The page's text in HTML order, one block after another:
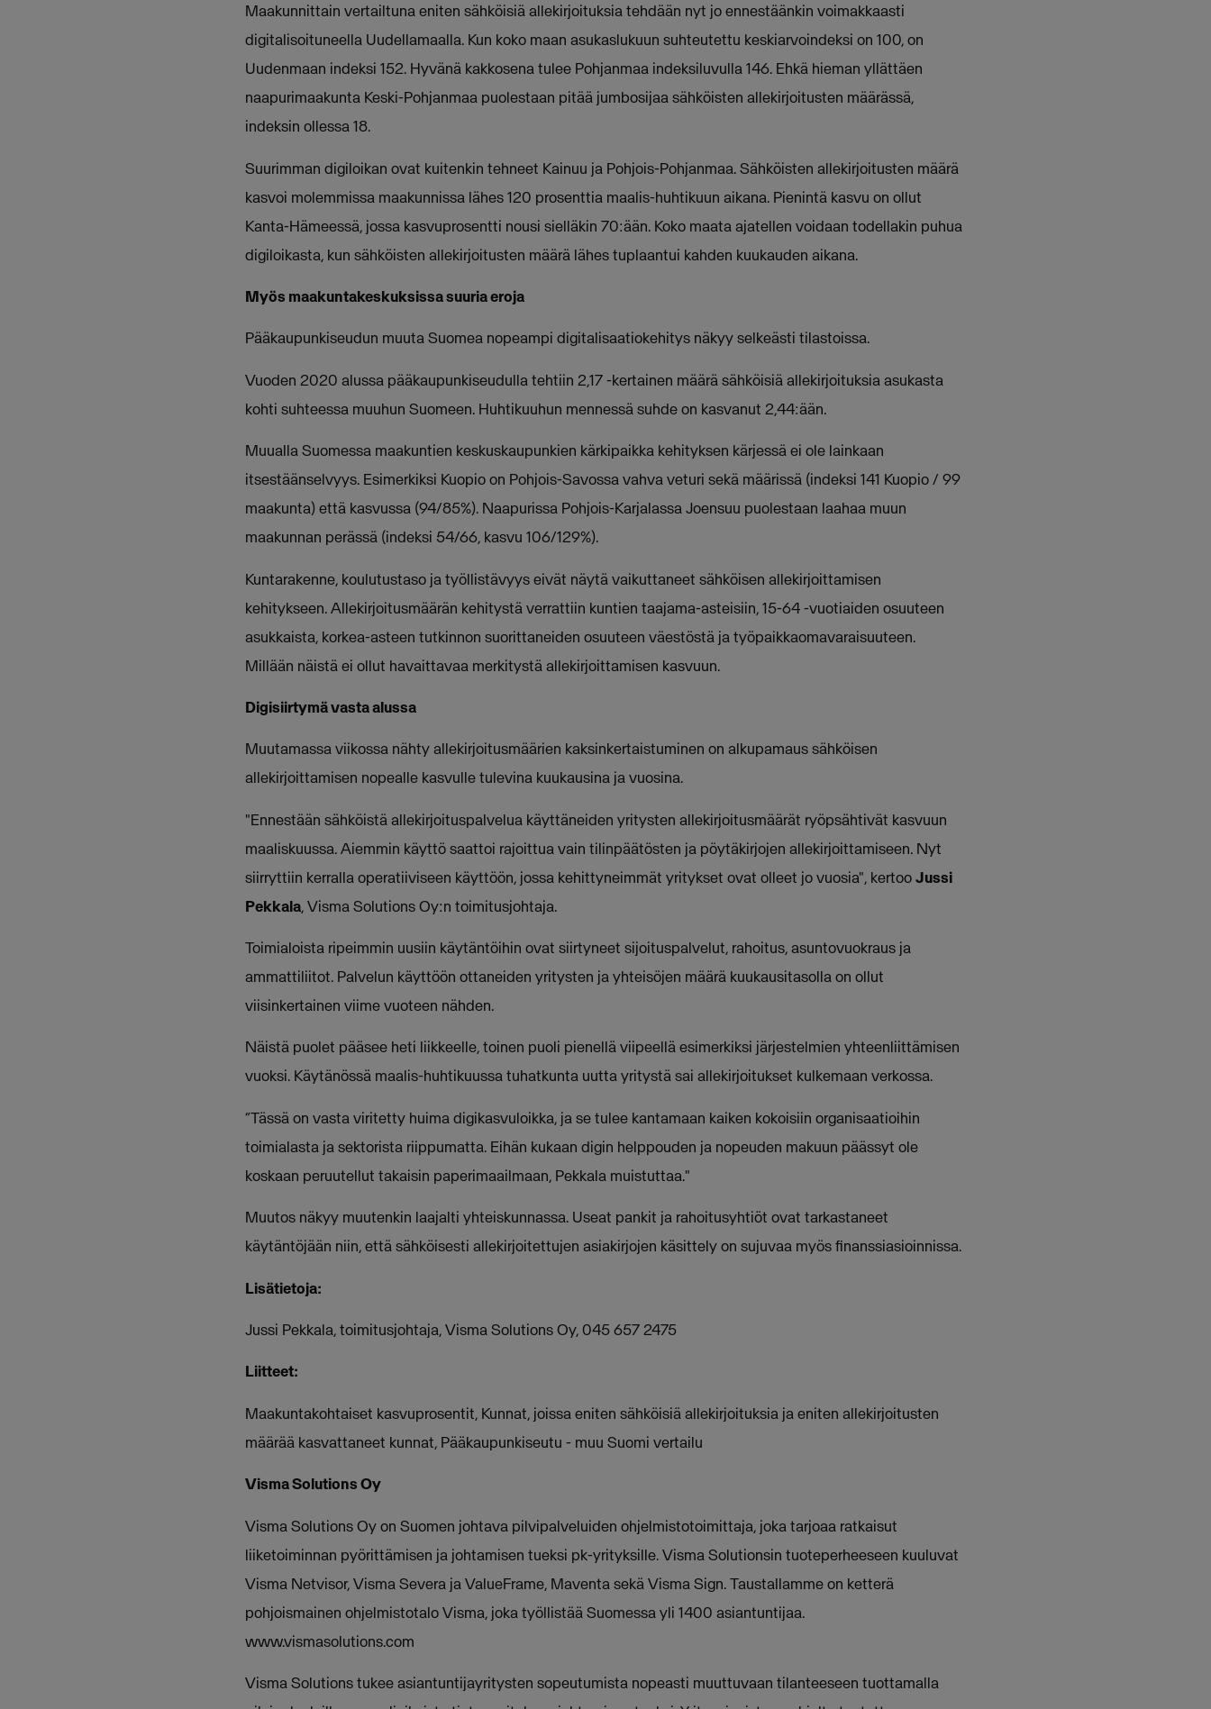
Maakunnittain vertailtuna eniten sähköisiä allekirjoituksia tehdään nyt jo ennestäänkin voimakkaasti
digitalisoituneella Uudellamaalla. Kun koko maan asukaslukuun suhteutettu keskiarvoindeksi on 100, on
Uudenmaan indeksi 152. Hyvänä kakkosena tulee Pohjanmaa indeksiluvulla 146. Ehkä hieman yllättäen
naapurimaakunta Keski-Pohjanmaa puolestaan pitää jumbosijaa sähköisten allekirjoitusten määrässä,
indeksin ollessa 18.
Suurimman digiloikan ovat kuitenkin tehneet Kainuu ja Pohjois-Pohjanmaa. Sähköisten allekirjoitusten määrä
kasvoi molemmissa maakunnissa lähes 120 prosenttia maalis-huhtikuun aikana. Pienintä kasvu on ollut
Kanta-Hämeessä, jossa kasvuprosentti nousi sielläkin 70:ään. Koko maata ajatellen voidaan todellakin puhua
digiloikasta, kun sähköisten allekirjoitusten määrä lähes tuplaantui kahden kuukauden aikana.
Myös maakuntakeskuksissa suuria eroja
Pääkaupunkiseudun muuta Suomea nopeampi digitalisaatiokehitys näkyy selkeästi tilastoissa.
Vuoden 2020 alussa pääkaupunkiseudulla tehtiin 2,17 -kertainen määrä sähköisiä allekirjoituksia asukasta
kohti suhteessa muuhun Suomeen. Huhtikuuhun mennessä suhde on kasvanut 2,44:ään.
Muualla Suomessa maakuntien keskuskaupunkien kärkipaikka kehityksen kärjessä ei ole lainkaan
itsestäänselvyys. Esimerkiksi Kuopio on Pohjois-Savossa vahva veturi sekä määrissä (indeksi 141 Kuopio / 99
maakunta) että kasvussa (94/85%). Naapurissa Pohjois-Karjalassa Joensuu puolestaan laahaa muun
maakunnan perässä (indeksi 54/66, kasvu 106/129%).
Kuntarakenne, koulutustaso ja työllistävyys eivät näytä vaikuttaneet sähköisen allekirjoittamisen
kehitykseen. Allekirjoitusmäärän kehitystä verrattiin kuntien taajama-asteisiin, 15-64 -vuotiaiden osuuteen
asukkaista, korkea-asteen tutkinnon suorittaneiden osuuteen väestöstä ja työpaikkaomavaraisuuteen.
Millään näistä ei ollut havaittavaa merkitystä allekirjoittamisen kasvuun.
Digisiirtymä vasta alussa
Muutamassa viikossa nähty allekirjoitusmäärien kaksinkertaistuminen on alkupamaus sähköisen
allekirjoittamisen nopealle kasvulle tulevina kuukausina ja vuosina.
"Ennestään sähköistä allekirjoituspalvelua käyttäneiden yritysten allekirjoitusmäärät ryöpsähtivät kasvuun
maaliskuussa. Aiemmin käyttö saattoi rajoittua vain tilinpäätösten ja pöytäkirjojen allekirjoittamiseen. Nyt
siirryttiin kerralla operatiiviseen käyttöön, jossa kehittyneimmät yritykset ovat olleet jo vuosia", kertooJussi
Pekkala, Visma Solutions Oy:n toimitusjohtaja.
Toimialoista ripeimmin uusiin käytäntöihin ovat siirtyneet sijoituspalvelut, rahoitus, asuntovuokraus ja
ammattiliitot. Palvelun käyttöön ottaneiden yritysten ja yhteisöjen määrä kuukausitasolla on ollut
viisinkertainen viime vuoteen nähden.
Näistä puolet pääsee heti liikkeelle, toinen puoli pienellä viipeellä esimerkiksi järjestelmien yhteenliittämisen
vuoksi. Käytänössä maalis-huhtikuussa tuhatkunta uutta yritystä sai allekirjoitukset kulkemaan verkossa.
“Tässä on vasta viritetty huima digikasvuloikka, ja se tulee kantamaan kaiken kokoisiin organisaatioihin
toimialasta ja sektorista riippumatta. Eihän kukaan digin helppouden ja nopeuden makuun päässyt ole
koskaan peruutellut takaisin paperimaailmaan, Pekkala muistuttaa."
Muutos näkyy muutenkin laajalti yhteiskunnassa. Useat pankit ja rahoitusyhtiöt ovat tarkastaneet
käytäntöjään niin, että sähköisesti allekirjoitettujen asiakirjojen käsittely on sujuvaa myös finanssiasioinnissa.
Lisätietoja:
Jussi Pekkala, toimitusjohtaja, Visma Solutions Oy, 045 657 2475
Liitteet:
Maakuntakohtaiset kasvuprosentit, Kunnat, joissa eniten sähköisiä allekirjoituksia ja eniten allekirjoitusten
määrää kasvattaneet kunnat, Pääkaupunkiseutu - muu Suomi vertailu
Visma Solutions Oy
Visma Solutions Oy on Suomen johtava pilvipalveluiden ohjelmistotoimittaja, joka tarjoaa ratkaisut
liiketoiminnan pyörittämisen ja johtamisen tueksi pk-yrityksille. Visma Solutionsin tuoteperheeseen kuuluvat
Visma Netvisor, Visma Severa ja ValueFrame, Maventa sekä Visma Sign. Taustallamme on ketterä
pohjoismainen ohjelmistotalo Visma, joka työllistää Suomessa yli 1400 asiantuntijaa.
www.vismasolutions.com
Visma Solutions tukee asiantuntijayritysten sopeutumista nopeasti muuttuvaan tilanteeseen tuottamalla